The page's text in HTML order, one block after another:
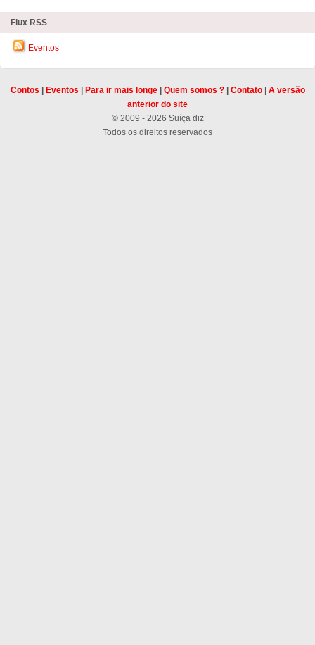
Flux RSS
Eventos
Contos Eventos Para ir mais longe| Quem somos ?| Contato| A versão
anterior do site
© 2009 - 2026 Suíça diz
Todos os direitos reservados